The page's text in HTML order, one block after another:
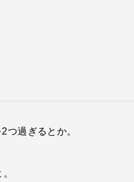
つ過ぎるとか。